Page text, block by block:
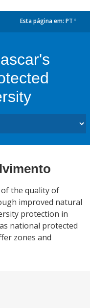
Esta página em: PT
the quality of
improved natural
protection in
national protected
zones and